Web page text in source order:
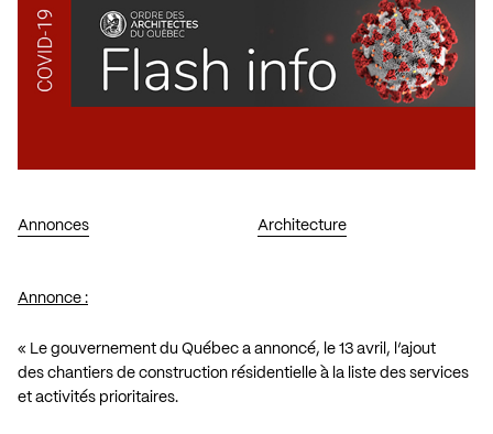
Annonces Architecture
Annonce :
« Le gouvernement du Québec a annoncé, le 13 avril, l’ajout
des chantiers de construction résidentielle à la liste des services
et activités prioritaires.